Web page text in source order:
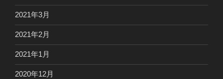
2021年3月
2021年2月
2021年1月
2020年12月